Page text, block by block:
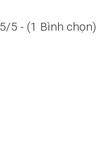
5/5 - (1 Bình chọn)